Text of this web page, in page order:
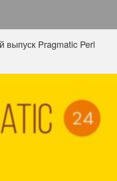
Pragmatic Perl